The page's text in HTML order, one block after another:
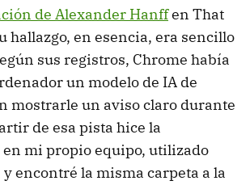
de Alexander Hanffen That
hallazgo, en esencia, era sencillo
sus registros, Chrome había
un modelo de IA de
mostrarle un aviso claro durante
de esa pista hice la
mi propio equipo, utilizado
y encontré la misma carpeta a la